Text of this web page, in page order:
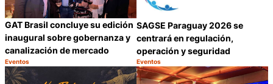
GAT Brasil concluye su edición
inaugural sobre gobernanza y
canalización de mercado
Categoría:
Eventos
Compartir
SAGSE Paraguay 2026 se
centrará en regulación,
operación y seguridad
Categoría:
Eventos